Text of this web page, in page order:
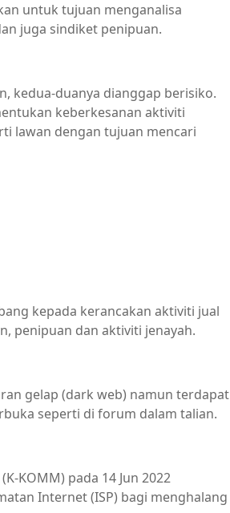
untuk tujuan menganalisa
juga sindiket penipuan.
kedua-duanya dianggap berisiko.
keberkesanan aktiviti
lawan dengan tujuan mencari
kepada kerancakan aktiviti jual
penipuan dan aktiviti jenayah.
gelap (dark web) namun terdapat
seperti di forum dalam talian.
KOMM) pada 14 Jun 2022
Internet (ISP) bagi menghalang